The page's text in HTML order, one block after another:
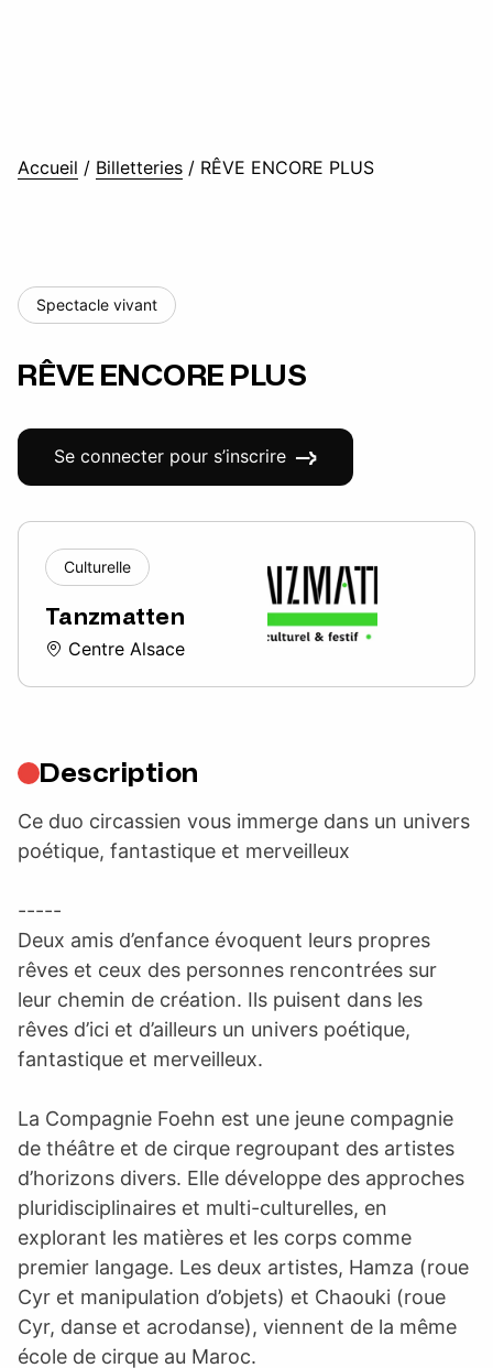
Accueil / Billetteries / RÊVE ENCORE PLUS
Spectacle vivant
RÊVE ENCORE PLUS
Se connecter pour s’inscrire
Culturelle
Tanzmatten
Centre Alsace
Description
Ce duo circassien vous immerge dans un univers
poétique, fantastique et merveilleux
-----
Deux amis d’enfance évoquent leurs propres
rêves et ceux des personnes rencontrées sur
leur chemin de création. Ils puisent dans les
rêves d’ici et d’ailleurs un univers poétique,
fantastique et merveilleux.
La Compagnie Foehn est une jeune compagnie
de théâtre et de cirque regroupant des artistes
d’horizons divers. Elle développe des approches
pluridisciplinaires et multi-culturelles, en
explorant les matières et les corps comme
premier langage. Les deux artistes, Hamza (roue
Cyr et manipulation d’objets) et Chaouki (roue
Cyr, danse et acrodanse), viennent de la même
école de cirque au Maroc.